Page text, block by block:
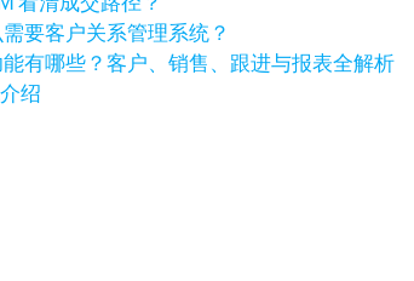
要客户关系管理系统？
有哪些？客户、销售、跟进与报表全解析
绍